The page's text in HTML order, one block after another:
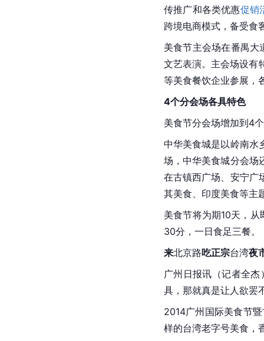
传推广和各类优惠促销
跨境电商模式，备受食
美食节主会场在番禺
文艺表演。主会场设有
等美食餐饮企业参展，
4个分会场各具特色
美食节分会场增加到4
中华美食城是以岭南水
场，中华美食城分会场
在古镇西广场、安宁广
其美食、 印度美食等主
美食节将为期10天，
30分，一日食足三餐。
来北京路吃正宗台湾夜
广州日报讯（记者全杰
具，那就真是让人欲罢
2014广州国际美食节
样的台湾老字号美食，